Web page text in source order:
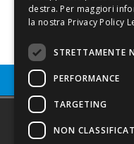
Sede legale, Redazione,
Modena S.r.l. via Emilia
STRETTAMENTE
PERFORMANCE
TARGETING
NON